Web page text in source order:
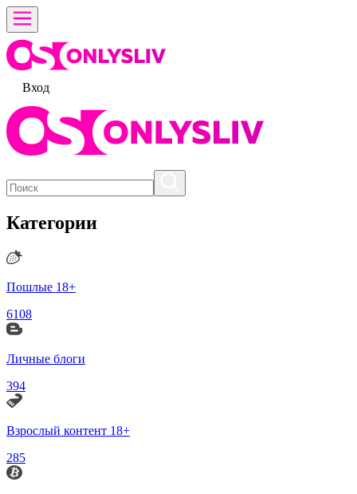
Вход
Категории
Пошлые 18+
6108
Личные блоги
394
Взрослый контент 18+
285